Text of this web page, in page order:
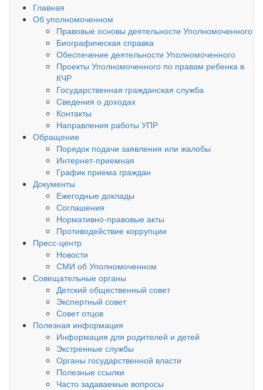
Главная
Об уполномоченном
Правовые основы деятельности Уполномоченного
Биографическая справка
Обеспечение деятельности Уполномоченного
Проекты Уполномоченного по правам ребенка в
КЧР
Государственная гражданская служба
Сведения о доходах
Контакты
Направления работы УПР
Обращение
Порядок подачи заявления или жалобы
Интернет-приемная
График приема граждан
Документы
Ежегодные доклады
Соглашения
Нормативно-правовые акты
Противодействие коррупции
Пресс-центр
Новости
СМИ об Уполномоченном
Совещательные органы
Детский общественный совет
Экспертный совет
Совет отцов
Полезная информация
Информация для родителей и детей
Экстренные службы
Органы государственной власти
Полезные ссылки
Часто задаваемые вопросы